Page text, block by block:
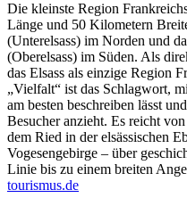
Die kleinste Region
Länge und 50 Kilometern
(Unterelsass) im Norden und
(Oberelsass) im Süden. Als
das Elsass als einzige Region
„Vielfalt“ ist das Schlagwort,
am besten beschreiben lässt
Besucher anzieht. Es reicht
dem Ried in der elsässischen
Vogesengebirge – über
Linie bis zu einem breiten
tourismus.de